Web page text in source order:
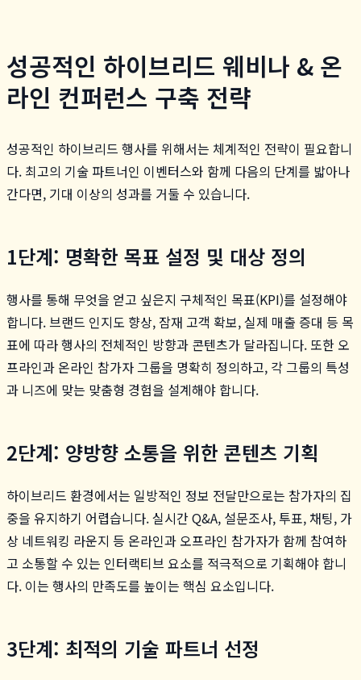
성공적인 하이브리드 웨비나 & 온
라인 컨퍼런스 구축 전략
성공적인 하이브리드 행사를 위해서는 체계적인 전략이 필요합니
다. 최고의 기술 파트너인 이벤터스와 함께 다음의 단계를 밟아나
간다면, 기대 이상의 성과를 거둘 수 있습니다.
1단계: 명확한 목표 설정 및 대상 정의
행사를 통해 무엇을 얻고 싶은지 구체적인 목표(KPI)를 설정해야
합니다. 브랜드 인지도 향상, 잠재 고객 확보, 실제 매출 증대 등 목
표에 따라 행사의 전체적인 방향과 콘텐츠가 달라집니다. 또한 오
프라인과 온라인 참가자 그룹을 명확히 정의하고, 각 그룹의 특성
과 니즈에 맞는 맞춤형 경험을 설계해야 합니다.
2단계: 양방향 소통을 위한 콘텐츠 기획
하이브리드 환경에서는 일방적인 정보 전달만으로는 참가자의 집
중을 유지하기 어렵습니다. 실시간 Q&A, 설문조사, 투표, 채팅, 가
상 네트워킹 라운지 등 온라인과 오프라인 참가자가 함께 참여하
고 소통할 수 있는 인터랙티브 요소를 적극적으로 기획해야 합니
다. 이는 행사의 만족도를 높이는 핵심 요소입니다.
3단계: 최적의 기술 파트너 선정